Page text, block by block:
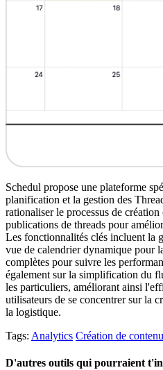
Schedul propose une plateforme
planification et la gestion des
rationaliser le processus de
publications de threads pour
Les fonctionnalités clés incluent la
vue de calendrier dynamique pour
complètes pour suivre les
également sur la simplification du
les particuliers, améliorant ainsi
utilisateurs de se concentrer sur la
la logistique.
Tags: Analytics Création de contenu
D'autres outils qui pourraient